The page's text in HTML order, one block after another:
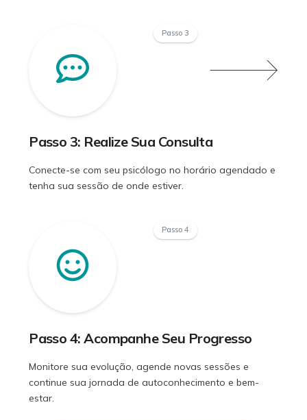
Passo 3: Realize Sua Consulta
Conecte-se com seu psicólogo no horário agendado e
tenha sua sessão de onde estiver.
Passo 3
Passo 4: Acompanhe Seu Progresso
Monitore sua evolução, agende novas sessões e
continue sua jornada de autoconhecimento e bem-
estar.
Passo 4